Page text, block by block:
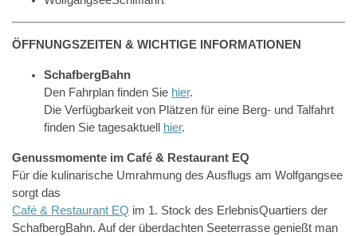
ÖFFNUNGSZEITEN & WICHTIGE INFORMATIONEN
SchafbergBahn
Den Fahrplan finden Sie hier.
Die Verfügbarkeit von Plätzen für eine Berg- und Talfahrt
finden Sie tagesaktuell
hier.
Genussmomente im Café & Restaurant EQ
Für die kulinarische Umrahmung des Ausflugs am Wolfgangsee
sorgt das
Café & Restaurant EQ im 1. Stock des ErlebnisQuartiers der
SchafbergBahn. Auf der überdachten Seeterrasse genießt man